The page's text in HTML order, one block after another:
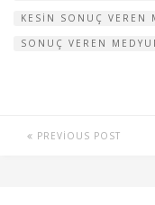
KESIN SONUÇ VEREN
SONUÇ VEREN
PREVIOUS POST